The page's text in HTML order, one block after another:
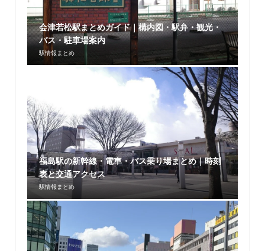
会津若松駅まとめガイド｜構内図・駅弁・観光・
バス・駐車場案内
駅情報まとめ
福島駅の新幹線・電車・バス乗り場まとめ｜時刻
表と交通アクセス
駅情報まとめ